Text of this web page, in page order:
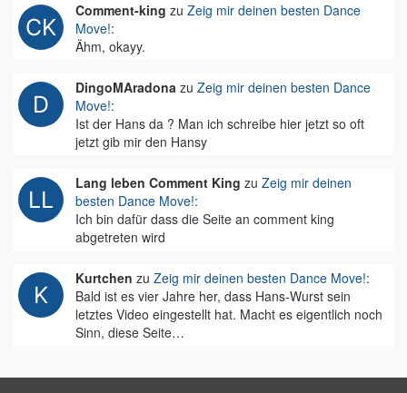
Comment-king zu Zeig mir deinen besten Dance
Move!:
Ähm, okayy.
DingoMAradona zu Zeig mir deinen besten Dance
Move!:
Ist der Hans da ? Man ich schreibe hier jetzt so oft
jetzt gib mir den Hansy
Lang leben Comment King zu Zeig mir deinen
besten Dance Move!:
Ich bin dafür dass die Seite an comment king
abgetreten wird
Kurtchen zu Zeig mir deinen besten Dance Move!:
Bald ist es vier Jahre her, dass Hans-Wurst sein
letztes Video eingestellt hat. Macht es eigentlich noch
Sinn, diese Seite…